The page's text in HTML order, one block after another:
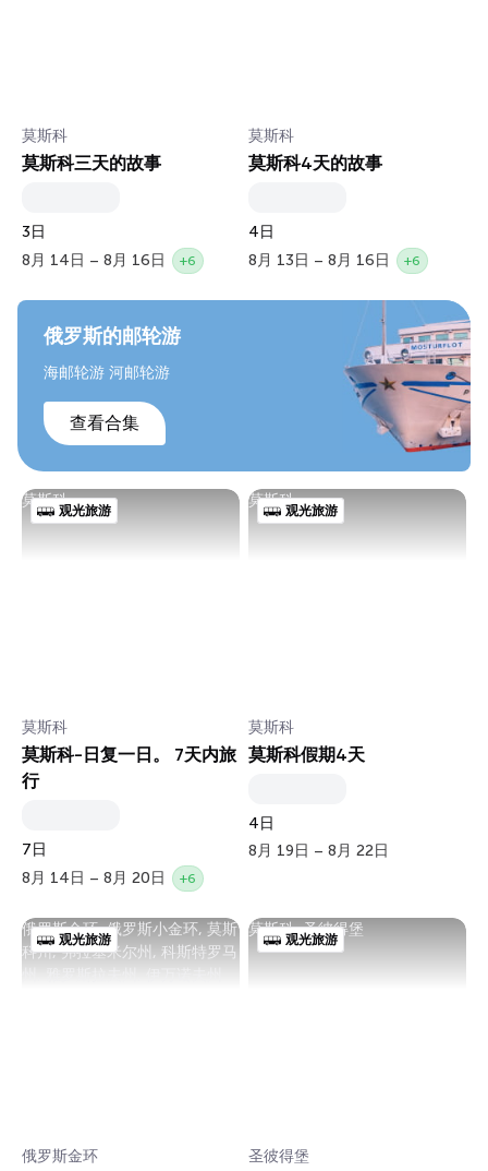
莫斯科
莫斯科三天的故事
3日
8月 14日 – 8月 16日
+6
莫斯科
莫斯科4天的故事
4日
8月 13日 – 8月 16日
+6
俄罗斯的邮轮游
海邮轮游 河邮轮游
查看合集
观光旅游
莫斯科
莫斯科
莫斯科-日复一日。 7天内旅
行
7日
8月 14日 – 8月 20日
+6
观光旅游
莫斯科
莫斯科
莫斯科假期4天
4日
8月 19日 – 8月 22日
观光旅游
俄罗斯金环, 俄罗斯小金环, 莫斯
科州, 弗拉基米尔州, 科斯特罗马
俄罗斯金环
观光旅游
莫斯科, 圣彼得堡
圣彼得堡